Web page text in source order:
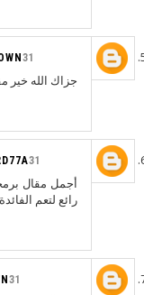
31 ديسمبر 2019 في 11:21 ص
جزاك الله خير
31 ديسمبر 2019 في 11:24 ص
أجمل مقال
رائع لتعم الفائدة
31 ديسمبر 2019 في 8:08 م